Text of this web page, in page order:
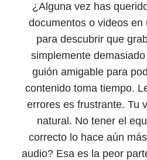
¿Alguna vez has
documentos o videos
para descubrir que
simplemente
guión amigable para
contenido toma tiempo.
errores es frustrante. Tu
natural. No tener el
correcto lo hace aún
audio? Esa es la peor